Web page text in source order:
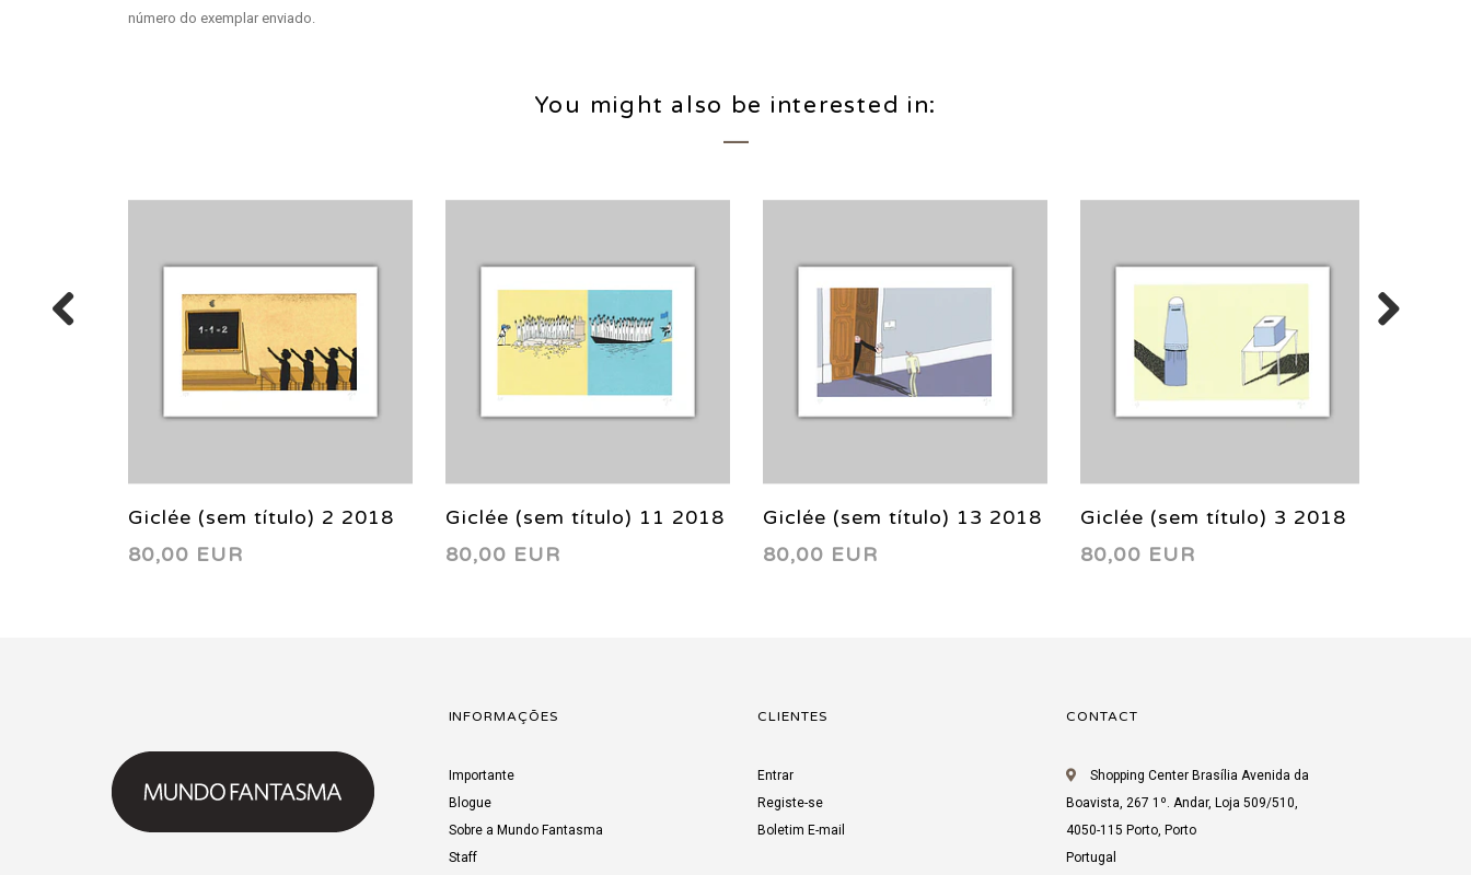
número do exemplar enviado.
You might also be interested in:
Giclée (sem título) 2 2018
80,00 EUR
Giclée (sem título) 11 2018
80,00 EUR
Giclée (sem título) 13 2018
80,00 EUR
Giclée (sem título) 3 2018
80,00 EUR
INFORMAÇÕES
Importante
Blogue
Sobre a Mundo Fantasma
Staff
CLIENTES
Entrar
Registe-se
Boletim E-mail
CONTACT
Shopping Center Brasília Avenida da
Boavista, 267 1º. Andar, Loja 509/510,
4050-115 Porto, Porto
Portugal